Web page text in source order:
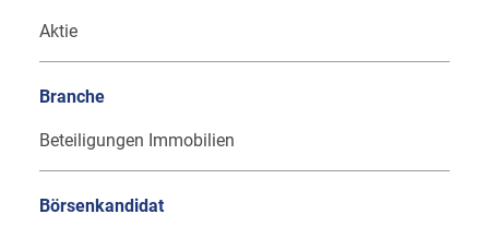
Aktie
Branche
Beteiligungen Immobilien
Börsenkandidat